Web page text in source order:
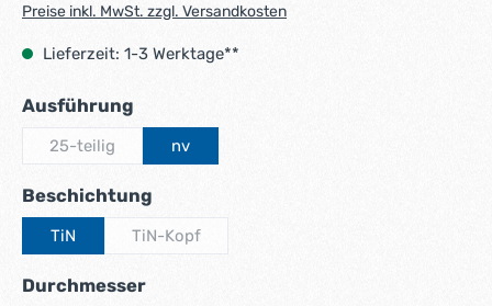
Preise inkl. MwSt. zzgl. Versandkosten
Lieferzeit: 1-3 Werktage**
Ausführung
25-teilig
(Diese Option ist zurzeit nicht verfügbar.)
nv
Beschichtung
TiN TiN-Kopf
(Diese Option ist zurzeit nicht verfügbar.)
Durchmesserauswählen